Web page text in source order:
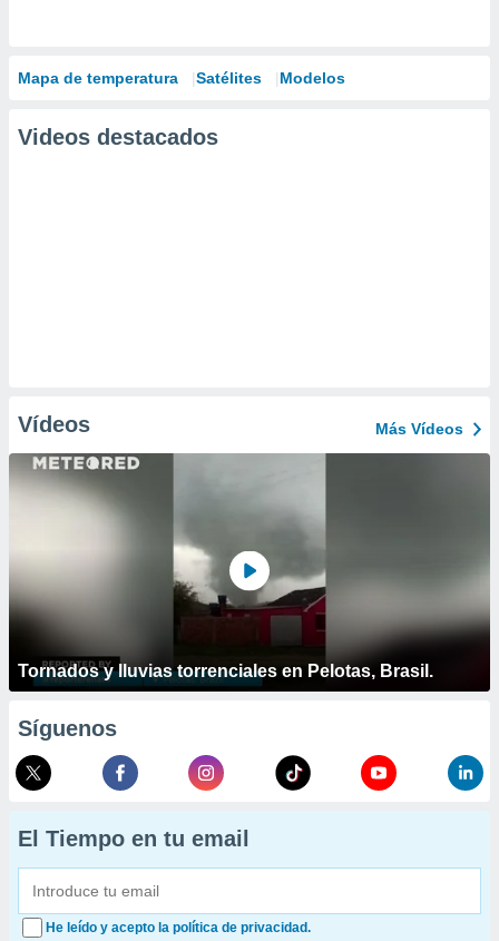
Mapa de temperatura Satélites Modelos
Videos destacados
Vídeos Más Vídeos
Tornados y lluvias torrenciales en Pelotas, Brasil.
Síguenos
El Tiempo en tu email
He leído y acepto la política de privacidad.